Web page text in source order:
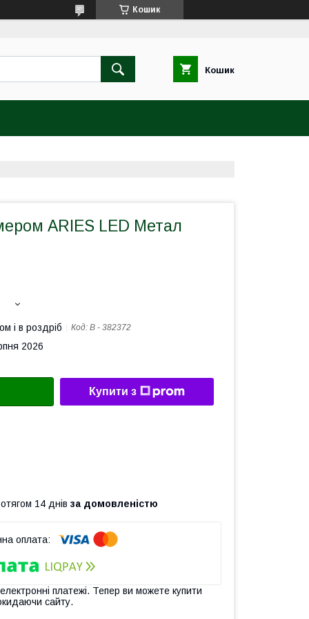
Кошик
Кошик
ARIES LED Метал
і в роздріб Код: В - 382372
2026
Купити з
14 днів за домовленістю
платежі. Тепер ви можете купити
сайту.